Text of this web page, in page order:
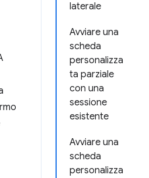
laterale
Avviare una
scheda
personalizza
ta parziale
con una
sessione
esistente
Avviare una
scheda
personalizza